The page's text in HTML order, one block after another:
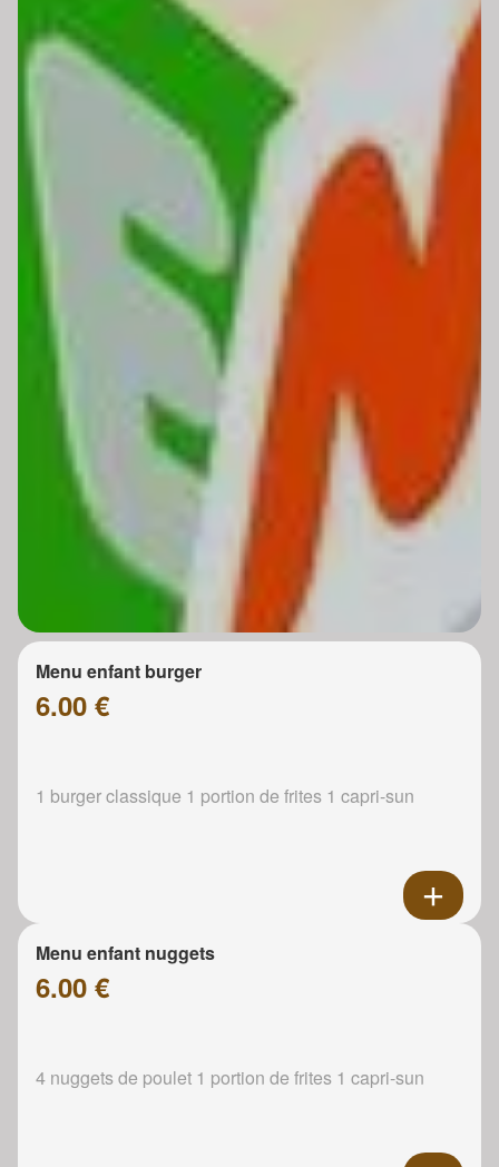
Menu enfant burger
6.00 €
1 burger classique 1 portion de frites 1 capri-sun
Menu enfant nuggets
6.00 €
4 nuggets de poulet 1 portion de frites 1 capri-sun